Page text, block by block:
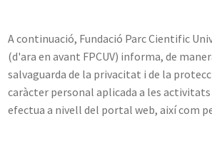
A continuació, Fundació Parc Cientific
(d'ara en avant FPCUV) informa, de
salvaguarda de la privacitat i de la
caràcter personal aplicada a les
efectua a nivell del portal web, així com